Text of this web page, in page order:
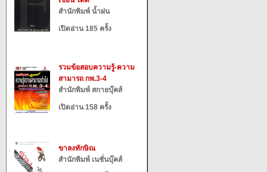
สำนักพิมพ์ น้ำฝน
เปิดอ่าน 185 ครั้ง
รวมข้อสอบความรู้-ความ
สามารถ กพ.3-4
สำนักพิมพ์ สกายบุ๊คส์
เปิดอ่าน 158 ครั้ง
ขาลงทักษิณ
สำนักพิมพ์ เนชั่นบุ๊คส์